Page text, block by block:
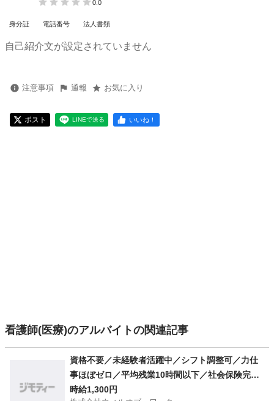
0.0
身分証 電話番号 法人書類
自己紹介文が設定されていません
注意事項 通報 お気に入り
ポスト LINEで送る いいね！
看護師(医療)のアルバイトの関連記事
資格不要／未経験者活躍中／シフト調整可／力仕
事ほぼゼロ／平均残業10時間以下／社会保険完備
／週3日〜勤務ok／医療行為なし／日払い可・週
時給1,300円